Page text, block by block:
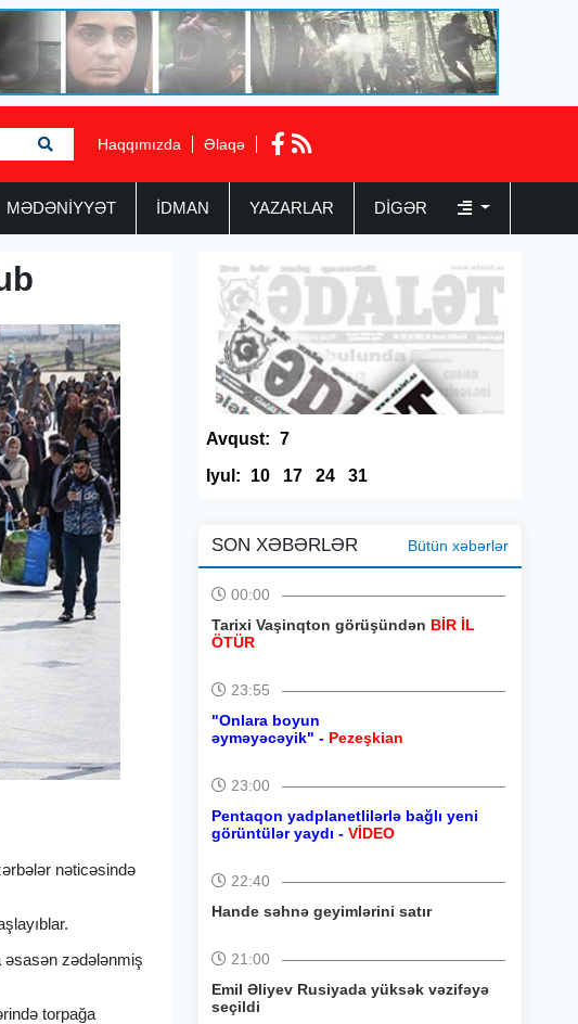
Haqqımızda Əlaqə
MƏDƏNİYYƏT İDMAN YAZARLAR DIGƏR
nəticəsində
əsasən zədələnmiş
torpağa
Avqust: 7
Iyul:
10 17 24 31
SON XƏBƏRLƏR Bütün xəbərlər
00:00
Tarixi Vaşinqton görüşündən BİR İL
ÖTÜR
23:55
"Onlara boyun
əyməyəcəyik" - Pezeşkian
23:00
Pentaqon yadplanetlilərlə bağlı yeni
görüntülər yaydı - VİDEO
22:40
Hande səhnə geyimlərini satır
21:00
Emil Əliyev Rusiyada yüksək vəzifəyə
seçildi